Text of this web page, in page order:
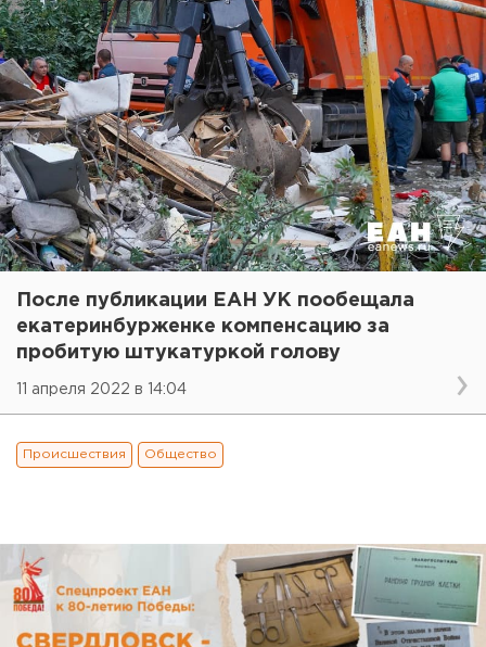
После публикации ЕАН УК пообещала
екатеринбурженке компенсацию за
пробитую штукатуркой голову
11 апреля 2022 в 14:04
Происшествия Общество